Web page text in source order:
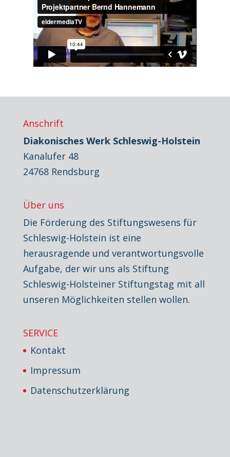
Anschrift
Diakonisches Werk Schleswig-Holstein
Kanalufer 48
24768 Rendsburg
Über uns
Die Förderung des Stiftungswesens für
Schleswig-Holstein ist eine
herausragende und verantwortungsvolle
Aufgabe, der wir uns als Stiftung
Schleswig-Holsteiner Stiftungstag mit all
unseren Möglichkeiten stellen wollen.
SERVICE
Kontakt
Impressum
Datenschutzerklärung